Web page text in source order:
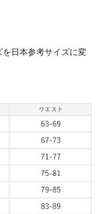
日本参考サイズに変